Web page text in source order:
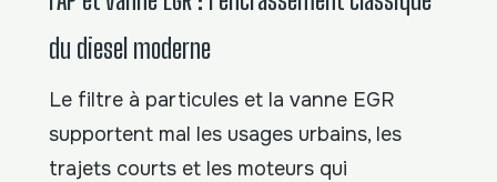
du diesel moderne
Le filtre à particules et la vanne EGR
supportent mal les usages urbains, les
trajets courts et les moteurs qui